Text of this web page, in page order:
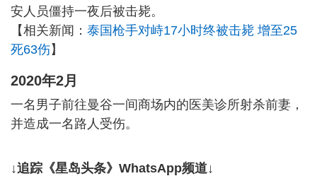
安人员僵持一夜后被击毙。
【相关新闻： 泰国枪手对峙17小时终被击毙 增至25
死63伤】
2020年2月
一名男子前往曼谷一间商场内的医美诊所射杀前妻，
并造成一名路人受伤。
↓追踪《星岛头条》WhatsApp频道↓